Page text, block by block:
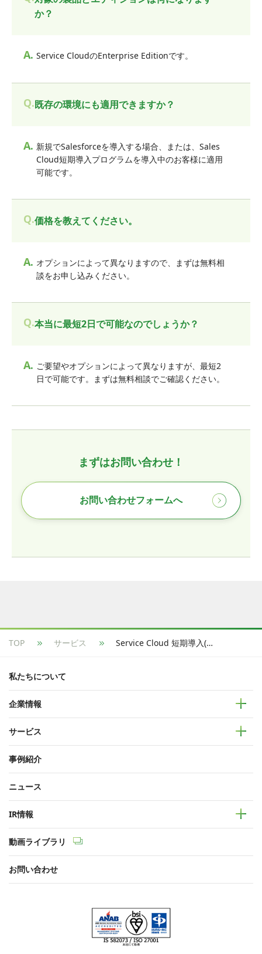
か？
A. Service CloudのEnterprise Editionです。
Q.既存の環境にも適用できますか？
A. 新規でSalesforceを導入する場合、または、Sales
Cloud短期導入プログラムを導入中のお客様に適用
可能です。
Q.価格を教えてください。
A. オプションによって異なりますので、まずは無料相
談をお申し込みください。
Q.本当に最短2日で可能なのでしょうか？
A. ご要望やオプションによって異なりますが、最短2
日で可能です。まずは無料相談でご確認ください。
まずはお問い合わせ！
お問い合わせフォームへ
TOP サービス Service Cloud 短期導入(ファストスタート)
私たちについて
企業情報
サービス
事例紹介
ニュース
IR情報
動画ライブラリ
お問い合わせ